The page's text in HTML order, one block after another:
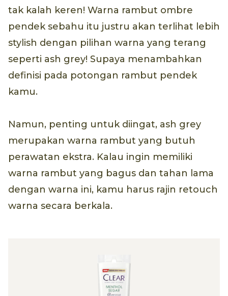
tak kalah keren! Warna rambut ombre
pendek sebahu itu justru akan terlihat lebih
stylish dengan pilihan warna yang terang
seperti ash grey! Supaya menambahkan
definisi pada potongan rambut pendek
kamu.
Namun, penting untuk diingat, ash grey
merupakan warna rambut yang butuh
perawatan ekstra. Kalau ingin memiliki
warna rambut yang bagus dan tahan lama
dengan warna ini, kamu harus rajin retouch
warna secara berkala.